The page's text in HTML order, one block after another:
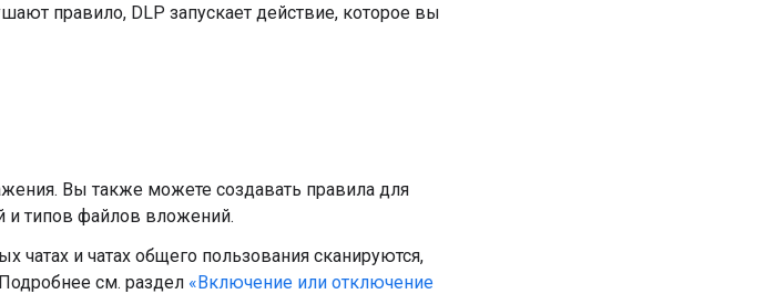
правило, DLP запускает действие, которое вы
Вы также можете создавать правила для
и типов файлов вложений.
чатах и ​​чатах общего пользования сканируются,
см. раздел «Включение или отключение